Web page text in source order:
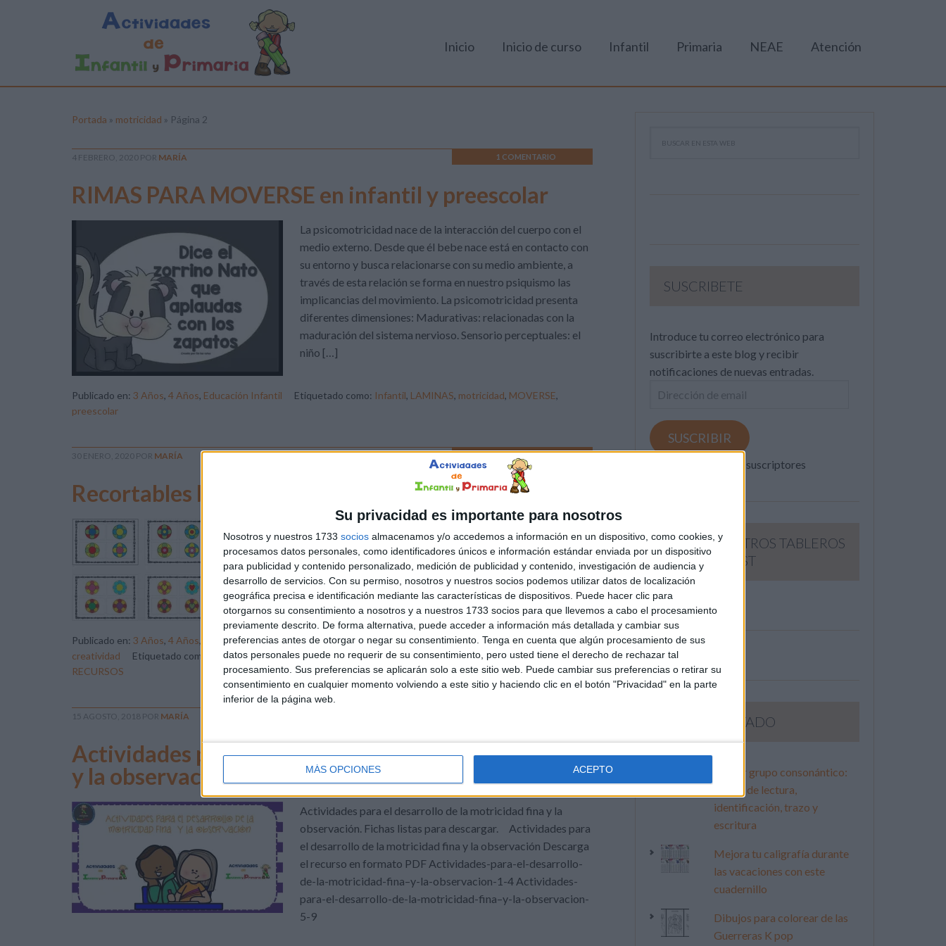
Su privacidad es importante para nosotros
Nosotros y nuestros 1733 socios almacenamos y/o accedemos a información en un dispositivo, como cookies, y
procesamos datos personales, como identificadores únicos e información estándar enviada por un dispositivo
para publicidad y contenido personalizado, medición de publicidad y contenido, investigación de audiencia y
desarrollo de servicios. Con su permiso, nosotros y nuestros socios podemos utilizar datos de localización
geográfica precisa e identificación mediante las características de dispositivos. Puede hacer clic para
otorgarnos su consentimiento a nosotros y a nuestros 1733 socios para que llevemos a cabo el procesamiento
previamente descrito. De forma alternativa, puede acceder a información más detallada y cambiar sus
preferencias antes de otorgar o negar su consentimiento. Tenga en cuenta que algún procesamiento de sus
datos personales puede no requerir de su consentimiento, pero usted tiene el derecho de rechazar tal
procesamiento. Sus preferencias se aplicarán solo a este sitio web. Puede cambiar sus preferencias o retirar su
consentimiento en cualquier momento volviendo a este sitio y haciendo clic en el botón "Privacidad" en la parte
inferior de la página web.
MÁS OPCIONES ACEPTO
Inicio Inicio de curso Infantil Primaria NEAE Atención
Portada » motricidad » Página 2
4 FEBRERO, 2020 POR MARÍA 1 COMENTARIO
RIMAS PARA MOVERSE en infantil y preescolar
La psicomotricidad nace de la interacción del cuerpo con el
medio externo. Desde que él bebe nace está en contacto con
su entorno y busca relacionarse con su medio ambiente, a
través de esta relación se forma en nuestro psiquismo las
implicancias del movimiento. La psicomotricidad presenta
diferentes dimensiones: Madurativas: relacionadas con la
maduración del sistema nervioso. Sensorio perceptuales: el
niño […]
Publicado en: 3 Años, 4 Años, Educación Infantil Etiquetado como: Infantil, LAMINAS, motricidad, MOVERSE,
preescolar
30 ENERO, 2020 POR MARÍA 1 COMENTARIO
Recortables bonitos preescolar puzzles de flores
Os traemos estos geniales puzzles de flores para que
nuestros más pequeños mejoren su motricidad y su atención
de una forma manipulativa. Esperamos que os gusten estos
materiales tanto como a nosotras.
Publicado en: 3 Años, 4 Años, Educación Infantil,Grafomotricidad ,Grafomotricidad,Plástica y creatividad,Plástica y
creatividad
Etiquetado como: Fichas,flores,ideas, imprimibles,materiales,motricidad,preescolar,puzzles,Recortar,
RECURSOS
15 AGOSTO, 2018 POR MARÍA
Actividades para el desarrollo de la motricidad fina
y la observación
Actividades para el desarrollo de la motricidad fina y la
observación. Fichas listas para descargar. Actividades para
el desarrollo de la motricidad fina y la observación Descarga
el recurso en formato PDF Actividades-para-el-desarrollo-
de-la-motricidad-fina–y-la-observacion-1-4 Actividades-
para-el-desarrollo-de-la-motricidad-fina–y-la-observacion-
5-9
SUSCRIBETE
Introduce tu correo electrónico para
suscribirte a este blog y recibir
notificaciones de nuevas entradas.
Dirección
email
SUSCRIBIR
Únete a otros 371K suscriptores
SIGUE NUESTROS TABLEROS
EN PINTEREST
LO MÁS VISITADO
Primer grupo consonántico:
Fichas de lectura,
identificación, trazo y
escritura
Mejora tu caligrafía durante
las vacaciones con este
cuadernillo
Dibujos para colorear de las
Guerreras K pop